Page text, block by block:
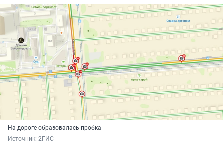
На дороге образовалась пробка
Источник: 2ГИС